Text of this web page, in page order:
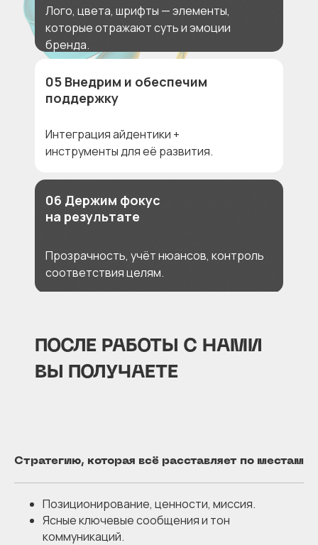
06 Держим фокус
на результате
Прозрачность, учёт нюансов, контроль
соответствия целям.
Лого, цвета, шрифты — элементы,
которые отражают суть и эмоции
бренда.
05 Внедрим и обеспечим
поддержку
Интеграция айдентики +
инструменты для её развития.
ПОСЛЕ РАБОТЫ С НАМИ
ВЫ ПОЛУЧАЕТЕ
Стратегию, которая всё расставляет по местам
Позиционирование, ценности, миссия.
Ясные ключевые сообщения и тон
коммуникаций.